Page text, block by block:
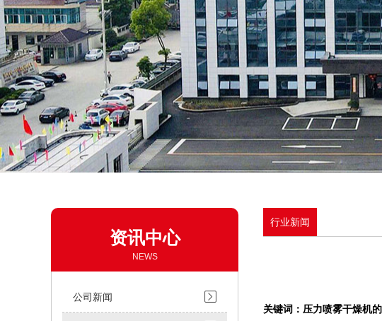
资讯中心
NEWS
公司新闻
行业新闻
关键词：压力喷雾干燥机